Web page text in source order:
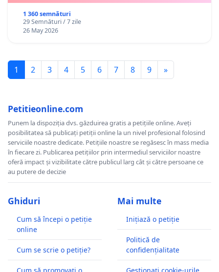
1 360 semnături
29 Semnături / 7 zile
26 May 2026
1 2 3 4 5 6 7 8 9 »
Petitieonline.com
Punem la dispoziția dvs. găzduirea gratis a petițiile online. Aveți
posibilitatea să publicați petiții online la un nivel profesional folosind
serviciile noastre dedicate. Petițiile noastre se regăsesc în mass media
în fiecare zi. Publicarea petițiilor prin intermediul serviciilor noastre
oferă impact și vizibilitate către publicul larg cât și către persoane ce
au putere de decizie
Ghiduri
Cum să începi o petiție
online
Cum se scrie o petiție?
Mai multe
Inițiază o petiție
Politică de
confidențialitate